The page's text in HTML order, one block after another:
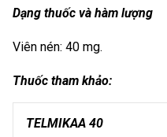
Dạng thuốc và hàm lượng
Viên nén: 40 mg.
Thuốc tham khảo:
TELMIKAA 40